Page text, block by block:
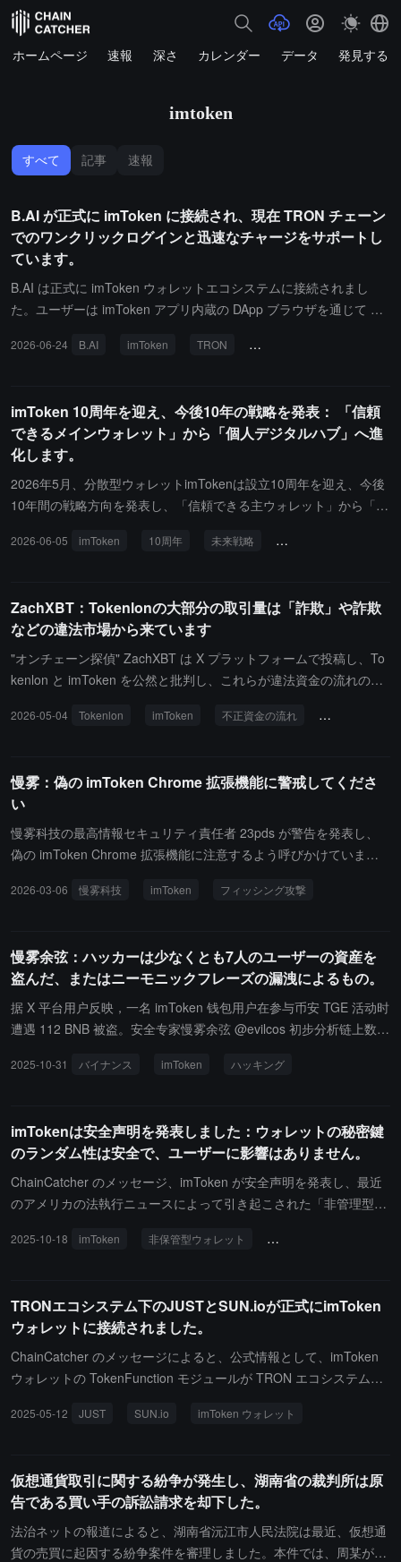
ホームページ 速報 深さ カレンダー データ 発見する
imtoken
すべて 記事 速報
B.AI が正式に imToken に接続され、現在 TRON チェーン
でのワンクリックログインと迅速なチャージをサポートし
ています。
B.AI は正式に imToken ウォレットエコシステムに接続されまし
た。ユーザーは imToken アプリ内蔵の DApp ブラウザを通じて B.A
速なチャージを実現し、Web3 のアイデンティティと AI サービス
より効率的な AI 対話、コンテンツ制作、コード生成およびエージ
ェントアプリケーション体験を提供します。
2026-06-24 B.AI imToken TRON ワンクリックログイン
imToken 10周年を迎え、今後10年の戦略を発表： 「信頼
できるメインウォレット」から「個人デジタルハブ」へ進
化します。
2026年5月、分散型ウォレットimTokenは設立10周年を迎え、今後
10年間の戦略方向を発表し、「信頼できる主ウォレット」から「個
インテリジェントなインターネットの中で資産、アイデンティテ
ユーザーにサービスを提供してきたと述べています。AIインテリジ
ェント体の時代に向けて、ウォレットには第4のコア製品命題「Sig
n」を追加する必要があります。Signはもはや取引を署名するだけ
ではなく、ユーザーが意図を表現し、権限を付与し、ルールを設定
なります。imTokenの創設者兼CEOベン・ハーは、「AIは自主的な
のデジタル世界を引き続き管理できるよう支援したいと考えていま
す。」と述べています。imTokenはブランド主張を次のようにアッ
プグレードしました：あなたのデジタル世界、あなたのコントロー
ルの下で。
2026-06-05 imToken 10周年 未来戦略 個人デジタル中枢
ZachXBT：Tokenlonの大部分の取引量は「詐欺」や詐欺
などの違法市場から来ています
"オンチェーン探偵" ZachXBT は X プラットフォームで投稿し、To
kenlon と imToken を公然と批判し、これらが違法資金の流れの高
てさらなる行動を取ることを示唆しました。報告によれば、Tokenl
て法的責任を負うべきだ」と明言しました。彼は今後も Tokenlon
と imToken システムに対して調査と取り締まりを継続すると述べ
ました。Tokenlon は東南アジア以外の地域ではほとんど実際の取
引需要がなく、そのオンチェーン活動の相当な割合が違法資金の流
す。さらに、ZachXBT は複数のいわゆる「オフショアの大規模取
格な規制と取り締まりを受けるべきだと述べました。
2026-05-04 Tokenlon imToken 不正資金の流れ ZachXBT
慢雾：偽の imToken Chrome 拡張機能に警戒してくださ
い
慢雾科技の最高情報セキュリティ責任者 23pds が警告を発表し、
偽の imToken Chrome 拡張機能に注意するよう呼びかけていま
は、フィッシングを通じてシードフレーズやプライベートキーを取
2026-03-06 慢雾科技 imToken フィッシング攻撃
慢雾余弦：ハッカーは少なくとも7人のユーザーの資産を
盗んだ、またはニーモニックフレーズの漏洩によるもの。
据 X 平台用户反映，一名 imToken 钱包用户在参与币安 TGE 活动时
遭遇 112 BNB 被盗。安全专家慢雾余弦 @evilcos 初步分析链上数据
3216D5) 已造成至少 7 名用户资金损失。攻击模式显示黑客可能通
址，并持续关注事态发展。
2025-10-31 バイナンス imToken ハッキング
imTokenは安全声明を発表しました：ウォレットの秘密鍵
のランダム性は安全で、ユーザーに影響はありません。
ChainCatcher のメッセージ、imToken が安全声明を発表し、最近
のアメリカの法執行ニュースによって引き起こされた「非管理型ウ
公式は、imToken ソフトウェアウォレットと imKey ハードウェア
テムのローカルで安全な乱数源を使用して秘密鍵を生成し、コアコ
ードライブラリ TokenCore は 2018 年以来オープンソースで監査
可能であり、秘密鍵はネットワークを介して送信されることはあり
ません。imKey ハードウェアウォレットは、安全チップ内で真の乱
生成します。imToken は、両製品が非管理型ウォレットであり、ユ
ています。
2025-10-18 imToken 非保管型ウォレット プライベートキーの安全
TRONエコシステム下のJUSTとSUN.ioが正式にimToken
ウォレットに接続されました。
ChainCatcher のメッセージによると、公式情報として、imToken
ウォレットの TokenFunction モジュールが TRON エコシステムの
とのことです。今回の imToken との深い統合により、世界中のユ
きるようになります。ユーザーは現在、imToken を通じてトークン
のステーキング、交換、収益操作をワンストップで完了でき、TRO
N エコシステムをよりシームレスに体験できます。SUN.io は TRO
N チェーン上で最も流動性の高い分散型金融プラットフォームの一
2025-05-12 JUST SUN.io imToken ウォレット
仮想通貨取引に関する紛争が発生し、湖南省の裁判所は原
告である買い手の訴訟請求を却下した。
法治ネットの報道によると、湖南省沅江市人民法院は最近、仮想通
貨の売買に起因する紛争案件を審理しました。本件では、周某が友